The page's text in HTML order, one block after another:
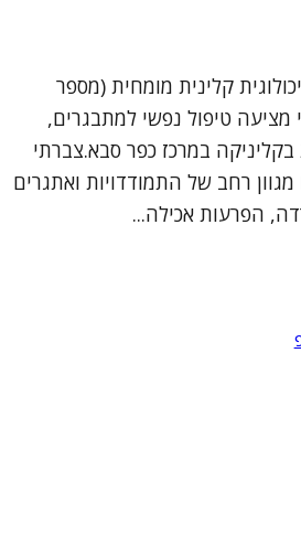
קלינית מומחית (מספר
27-156494). אני מציעה טיפול נפשי למתבגרים,
בקליניקה במרכז כפר סבא.צברתי
רחב של התמודדויות ואתגרים
הפרעות אכילה...